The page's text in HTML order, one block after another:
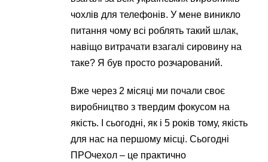
чохлів для телефонів. У мене виникло
питання чому всі роблять такий шлак,
навіщо витрачати взагалі сировину на
таке? Я був просто розчарований.
Вже через 2 місяці ми почали своє
виробництво з твердим фокусом на
якість. І сьогодні, як і 5 років тому, якість
для нас на першому місці. Сьогодні
ПРОчехол – це практично